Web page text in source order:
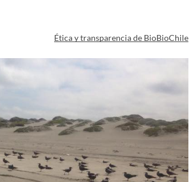
Ética y transparencia de BioBioChile